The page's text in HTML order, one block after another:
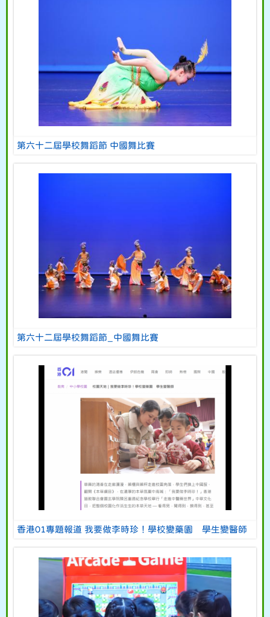
第六十二屆學校舞蹈節 中國舞比賽
第六十二屆學校舞蹈節_中國舞比賽
香港01專題報道 我要做李時珍！學校變藥園 學生變醫師